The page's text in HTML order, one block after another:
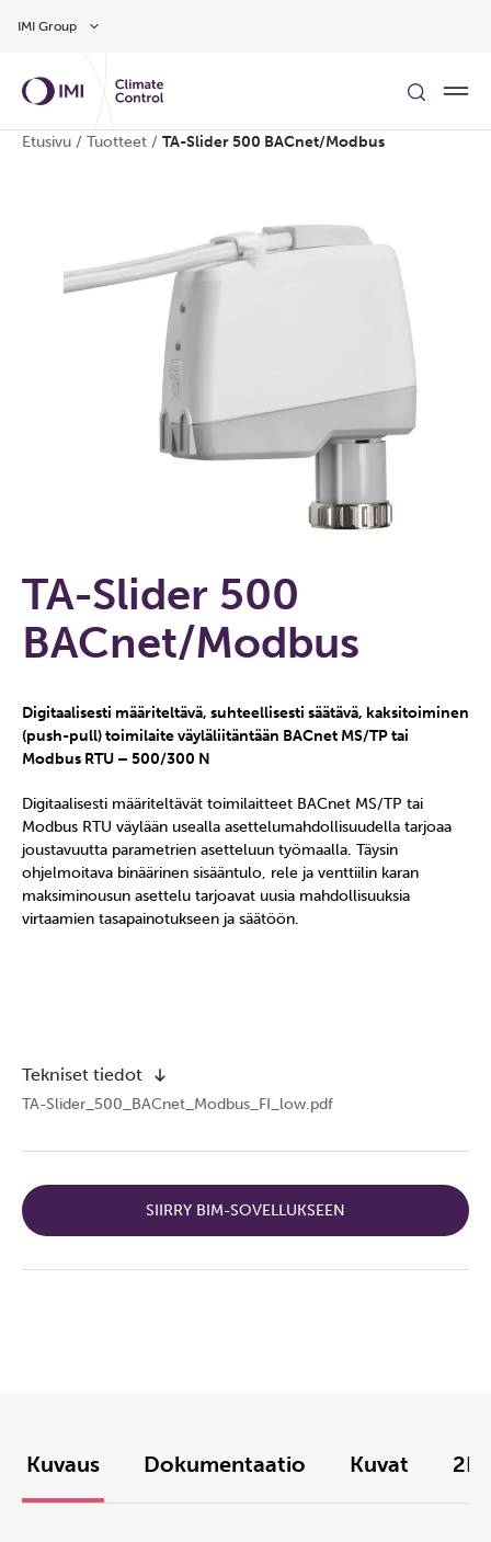
IMI Group
Etusivu / Tuotteet / TA-Slider 500 BACnet/Modbus
TA-Slider 500
BACnet/Modbus
Digitaalisesti määriteltävä, suhteellisesti säätävä, kaksitoiminen
(push-pull) toimilaite väyläliitäntään BACnet MS/TP tai
Modbus RTU – 500/300 N
Digitaalisesti määriteltävät toimilaitteet BACnet MS/TP tai
Modbus RTU väylään usealla asettelumahdollisuudella tarjoaa
joustavuutta parametrien asetteluun työmaalla. Täysin
ohjelmoitava binäärinen sisääntulo, rele ja venttiilin karan
maksiminousun asettelu tarjoavat uusia mahdollisuuksia
virtaamien tasapainotukseen ja säätöön.
Tekniset tiedot
TA-Slider_500_BACnet_Modbus_FI_low.pdf
SIIRRY BIM-SOVELLUKSEEN
Kuvaus Dokumentaatio Kuvat